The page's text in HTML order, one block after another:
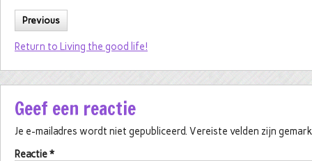
Previous
Return to Living the good life!
Geef een reactie
Je e-mailadres wordt niet gepubliceerd. Vereiste velden zijn
Reactie*